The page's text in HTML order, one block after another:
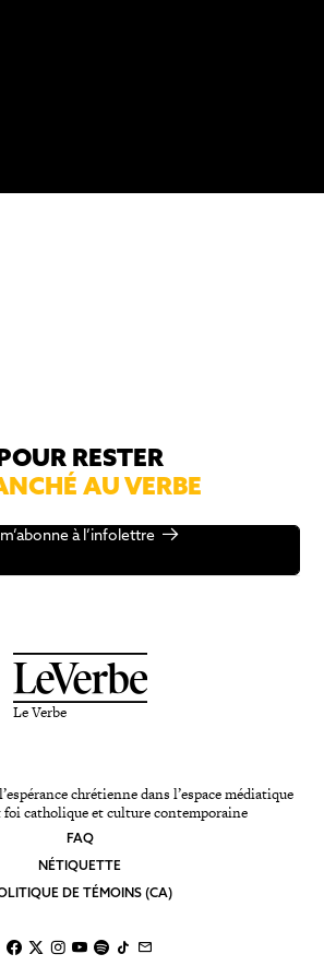
RESTER
AU VERBE
à l’infolettre
Le Verbe
chrétienne dans l’espace médiatique
catholique et culture contemporaine
FAQ
NÉTIQUETTE
DE TÉMOINS (CA)